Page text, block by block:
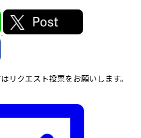
リクエスト投票をお願いします。